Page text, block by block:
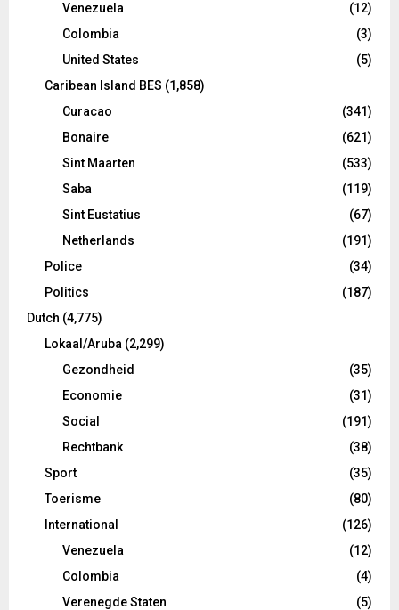
Venezuela
(12)
Colombia
(3)
United States
(5)
Caribean Island BES (1,858)
Curacao
(341)
Bonaire
(621)
Sint Maarten
(533)
Saba
(119)
Sint Eustatius
(67)
Netherlands
(191)
Police
(34)
Politics
(187)
Dutch (4,775)
Lokaal/Aruba (2,299)
Gezondheid
(35)
Economie
(31)
Social
(191)
Rechtbank
(38)
Sport
(35)
Toerisme
(80)
International
(126)
Venezuela
(12)
Colombia
(4)
Verenegde Staten
(5)